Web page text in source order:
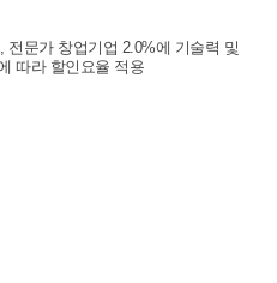
전문가 창업기업 2.0%에 기술력 및
따라 할인요율 적용